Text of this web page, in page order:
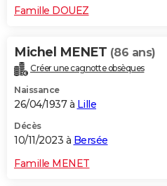
Famille DOUEZ
Michel MENET (86 ans)
Créer une cagnotte obsèques
Naissance
26/04/1937 à Lille
Décès
10/11/2023 à Bersée
Famille MENET